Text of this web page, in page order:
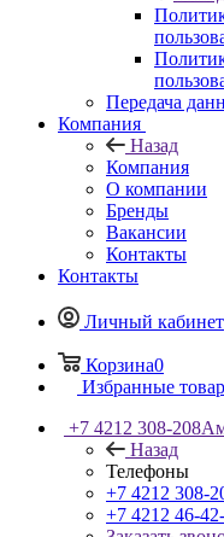
Передача
Компания
Назад
Компания
О компании
Бренды
Вакансии
Контакты
Контакты
Личный кабинет
Корзина0
Избранные
+7 4212 308-208
Назад
Телефоны
+7 4212 308-
+7 4212 46-